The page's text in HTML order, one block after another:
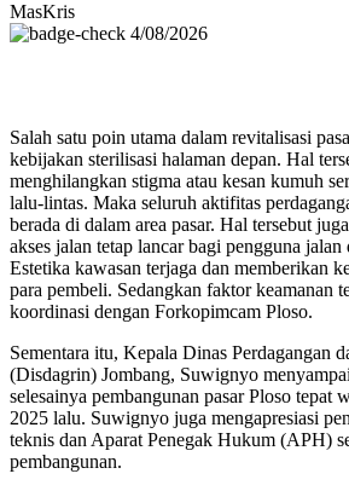
MasKris
4/08/2026
Salah satu poin utama dalam revitalisasi
kebijakan sterilisasi halaman depan. Hal
menghilangkan stigma atau kesan kumuh
lalu-lintas. Maka seluruh aktifitas
berada di dalam area pasar. Hal tersebut
akses jalan tetap lancar bagi pengguna
Estetika kawasan terjaga dan memberikan
para pembeli. Sedangkan faktor keamanan
koordinasi dengan Forkopimcam Ploso.
Sementara itu, Kepala Dinas Perdagangan
(Disdagrin) Jombang, Suwignyo
selesainya pembangunan pasar Ploso tepat
2025 lalu. Suwignyo juga mengapresiasi
teknis dan Aparat Penegak Hukum (APH)
pembangunan.